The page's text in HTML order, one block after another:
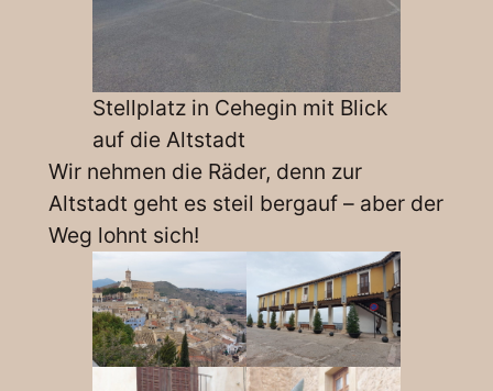
Stellplatz in Cehegin mit Blick
auf die Altstadt
Wir nehmen die Räder, denn zur
Altstadt geht es steil bergauf – aber der
Weg lohnt sich!